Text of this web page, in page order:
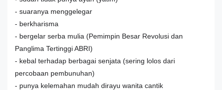
- suaranya menggelegar
- berkharisma
- bergelar serba mulia (Pemimpin Besar Revolusi dan
Panglima Tertinggi ABRI)
- kebal terhadap berbagai senjata (sering lolos dari
percobaan pembunuhan)
- punya kelemahan mudah dirayu wanita cantik